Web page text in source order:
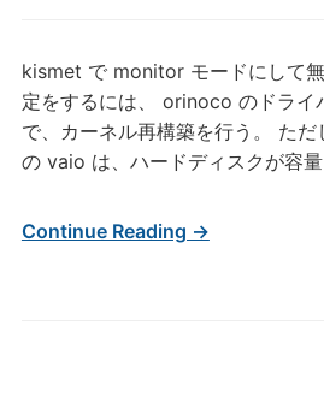
kismet で monitor モードにして
定をするには、 orinoco のドライ
で、カーネル再構築を行う。 た
の vaio は、ハードディスクが容
Continue Reading →